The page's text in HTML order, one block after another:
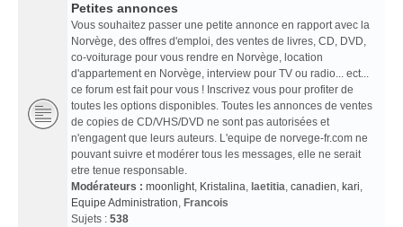
Petites annonces
Vous souhaitez passer une petite annonce en rapport avec la
Norvège, des offres d'emploi, des ventes de livres, CD, DVD,
co-voiturage pour vous rendre en Norvège, location
d'appartement en Norvège, interview pour TV ou radio... ect...
ce forum est fait pour vous ! Inscrivez vous pour profiter de
toutes les options disponibles. Toutes les annonces de ventes
de copies de CD/VHS/DVD ne sont pas autorisées et
n'engagent que leurs auteurs. L'equipe de norvege-fr.com ne
pouvant suivre et modérer tous les messages, elle ne serait
etre tenue responsable.
Modérateurs : moonlight, Kristalina, laetitia, canadien, kari,
Equipe Administration, Francois
Sujets : 538